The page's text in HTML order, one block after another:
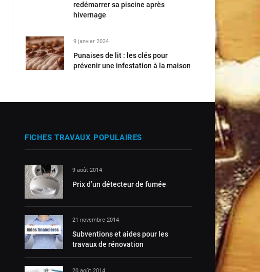
redémarrer sa piscine après
hivernage
9 janvier 2024
Punaises de lit : les clés pour
prévenir une infestation à la maison
FICHES TRAVAUX POPULAIRES
9 août 2014
Prix d’un détecteur de fumée
21 novembre 2014
Subventions et aides pour les
travaux de rénovation